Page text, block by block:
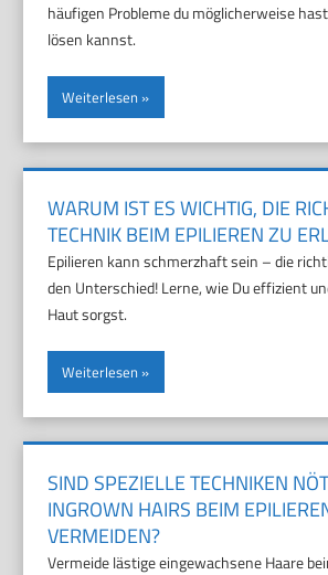
häufigen Probleme du möglicherweise
lösen kannst.
Weiterlesen
WARUM IST ES WICHTIG, DIE
TECHNIK BEIM EPILIEREN ZU
Epilieren kann schmerzhaft sein – die
den Unterschied! Lerne, wie Du effizient
Haut sorgst.
Weiterlesen
SIND SPEZIELLE TECHNIKEN
INGROWN HAIRS BEIM
VERMEIDEN?
Vermeide lästige eingewachsene Haare